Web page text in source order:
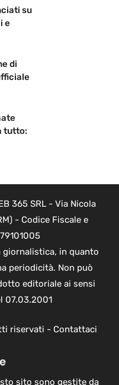
su
e
di
tutto:
365 SRL - Via Nicola
- Codice Fiscale e
giornalistica, in quanto
periodicità. Non può
editoriale ai sensi
07.03.2001
riservati - Contattaci
sito sono gestite da